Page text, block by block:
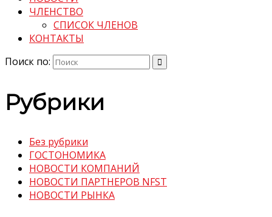
ЧЛЕНСТВО
СПИСОК ЧЛЕНОВ
КОНТАКТЫ
Поиск по:
Рубрики
Без рубрики
ГОСТОНОМИКА
НОВОСТИ КОМПАНИЙ
НОВОСТИ ПАРТНЕРОВ NFST
НОВОСТИ РЫНКА